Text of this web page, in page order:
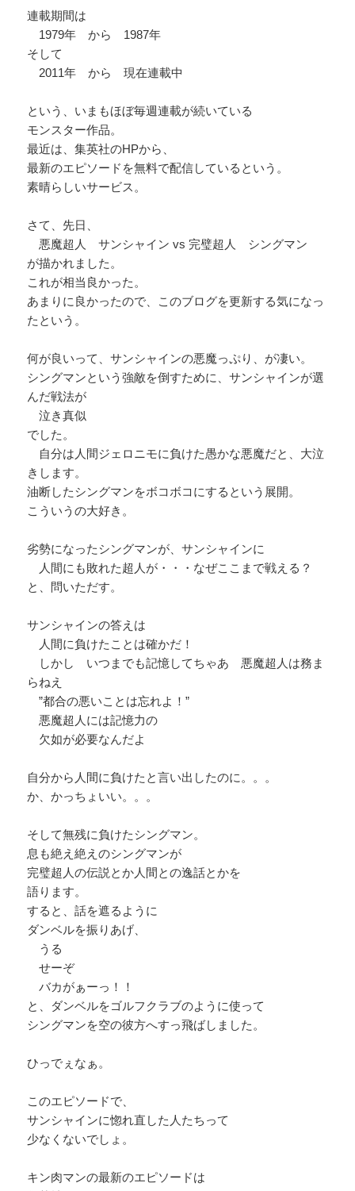
連載期間は
1979年 から 1987年
そして
2011年 から 現在連載中
という、いまもほぼ毎週連載が続いている
モンスター作品。
最近は、集英社のHPから、
最新のエピソードを無料で配信しているという。
素晴らしいサービス。
さて、先日、
悪魔超人 サンシャイン vs 完璧超人 シングマン
が描かれました。
これが相当良かった。
あまりに良かったので、このブログを更新する気になっ
たという。
何が良いって、サンシャインの悪魔っぷり、が凄い。
シングマンという強敵を倒すために、サンシャインが選
んだ戦法が
泣き真似
でした。
自分は人間ジェロニモに負けた愚かな悪魔だと、大泣
きします。
油断したシングマンをボコボコにするという展開。
こういうの大好き。
劣勢になったシングマンが、サンシャインに
人間にも敗れた超人が・・・なぜここまで戦える？
と、問いただす。
サンシャインの答えは
人間に負けたことは確かだ！
しかし いつまでも記憶してちゃあ 悪魔超人は務ま
らねえ
”都合の悪いことは忘れよ！”
悪魔超人には記憶力の
欠如が必要なんだよ
自分から人間に負けたと言い出したのに。。。
か、かっちょいい。。。
そして無残に負けたシングマン。
息も絶え絶えのシングマンが
完璧超人の伝説とか人間との逸話とかを
語ります。
すると、話を遮るように
ダンベルを振りあげ、
うる
せーぞ
バカがぁーっ！！
と、ダンベルをゴルフクラブのように使って
シングマンを空の彼方へすっ飛ばしました。
ひっでぇなぁ。
このエピソードで、
サンシャインに惚れ直した人たちって
少なくないでしょ。
キン肉マンの最新のエピソードは